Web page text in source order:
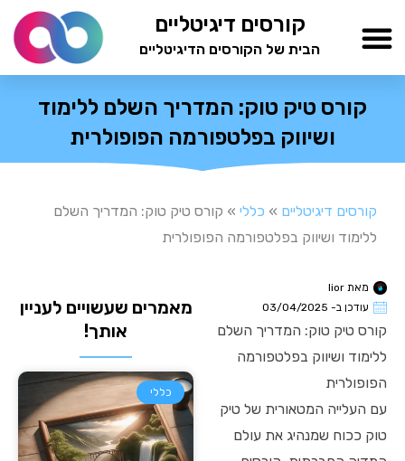
לתוכן
קורסים דיגיטליים
הבית של הקורסים הדיגיטליים
קורס טיק טוק: המדריך השלם ללימוד
ושיווק בפלטפורמה הפופולרית
קורסים דיגיטליים » כללי » קורס טיק טוק: המדריך השלם
ללימוד ושיווק בפלטפורמה הפופולרית
מאת
עודכן ב- 03/04/2025
קורס טיק טוק: המדריך השלם
ללימוד ושיווק בפלטפורמה
הפופולרית
עם העלייה המטאורית של טיק
טוק ככוח שמנהיג את עולם
מאמרים שעשויים לעניין
אותך!
כללי